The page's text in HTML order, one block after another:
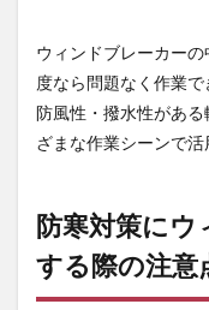
にウ
ィン
ドブ
レー
カー
こう
4.1
ウィンドブレーカー
度なら問題なく作業で
防風性・撥水性があ
ざまな作業シーンで活
防寒対策にウ
する際の注意